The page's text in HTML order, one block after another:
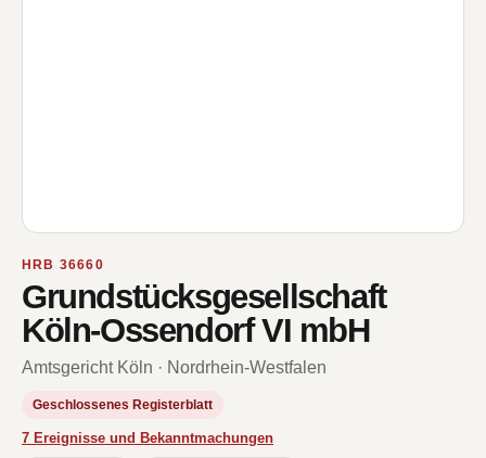
HRB 36660
Grundstücksgesellschaft
Köln-Ossendorf VI mbH
Amtsgericht Köln · Nordrhein-Westfalen
Geschlossenes Registerblatt
7 Ereignisse und Bekanntmachungen